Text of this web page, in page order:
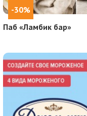
-30%
Паб «Ламбик бар»